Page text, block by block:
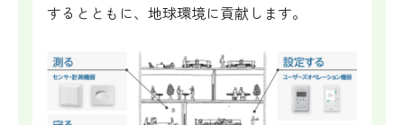
するとともに、地球環境に貢献します。